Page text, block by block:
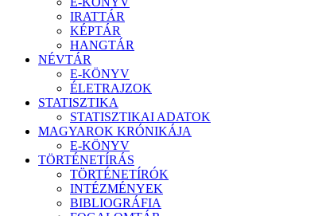
IRATTÁR
KÉPTÁR
HANGTÁR
NÉVTÁR
E-KÖNYV
ÉLETRAJZOK
STATISZTIKA
STATISZTIKAI ADATOK
MAGYAROK KRÓNIKÁJA
E-KÖNYV
TÖRTÉNETÍRÁS
TÖRTÉNETÍRÓK
INTÉZMÉNYEK
BIBLIOGRÁFIA